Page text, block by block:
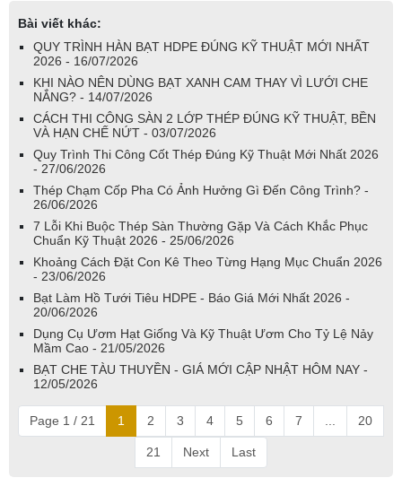
Bài viết khác:
QUY TRÌNH HÀN BẠT HDPE ĐÚNG KỸ THUẬT MỚI NHẤT
2026 - 16/07/2026
KHI NÀO NÊN DÙNG BẠT XANH CAM THAY VÌ LƯỚI CHE
NẮNG? - 14/07/2026
CÁCH THI CÔNG SÀN 2 LỚP THÉP ĐÚNG KỸ THUẬT, BỀN
VÀ HẠN CHẾ NỨT - 03/07/2026
Quy Trình Thi Công Cốt Thép Đúng Kỹ Thuật Mới Nhất 2026
- 27/06/2026
Thép Chạm Cốp Pha Có Ảnh Hưởng Gì Đến Công Trình? -
26/06/2026
7 Lỗi Khi Buộc Thép Sàn Thường Gặp Và Cách Khắc Phục
Chuẩn Kỹ Thuật 2026 - 25/06/2026
Khoảng Cách Đặt Con Kê Theo Từng Hạng Mục Chuẩn 2026
- 23/06/2026
Bạt Làm Hồ Tưới Tiêu HDPE - Báo Giá Mới Nhất 2026 -
20/06/2026
Dụng Cụ Ươm Hạt Giống Và Kỹ Thuật Ươm Cho Tỷ Lệ Nảy
Mầm Cao - 21/05/2026
BẠT CHE TÀU THUYỀN - GIÁ MỚI CẬP NHẬT HÔM NAY -
12/05/2026
Page 1 / 21 1 2 3 4 5 6 7 20
21 Next Last